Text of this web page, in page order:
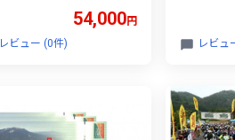
54,000円
レビュー (0件)
レビュ